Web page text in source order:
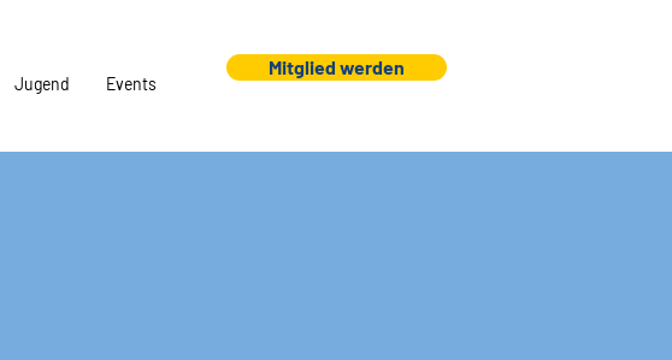
Jugend Events
Mitglied werden